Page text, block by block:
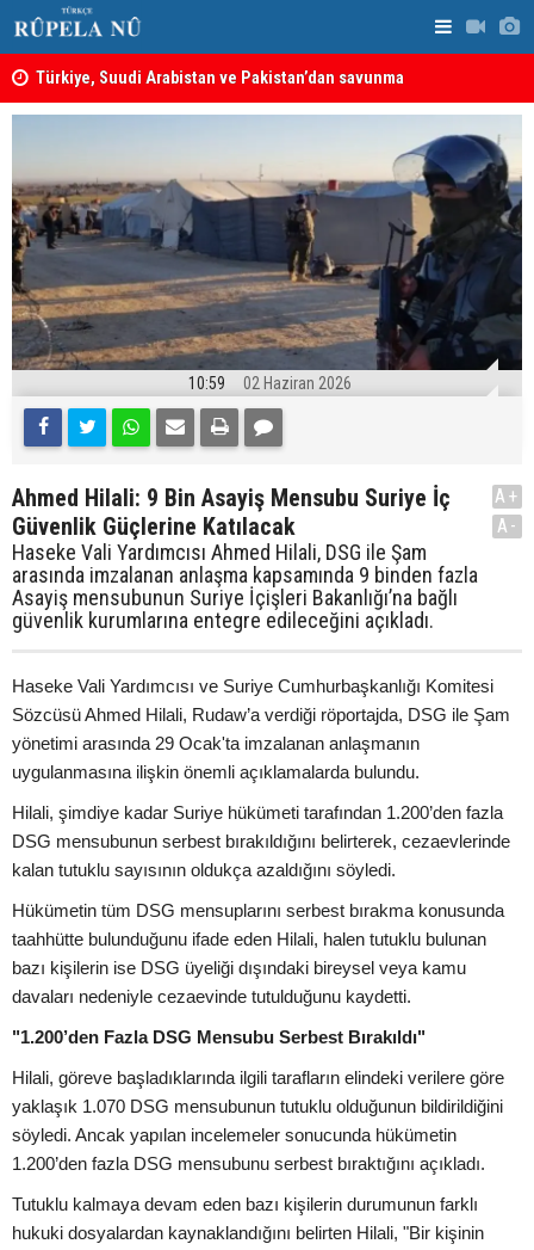
Türkiye, Suudi Arabistan ve Pakistan’dan savunma
anlaşması: Bir üyeye saldırı, tüm üyelere yapılmış Önemli
10:59 02 Haziran 2026
Ahmed Hilali: 9 Bin Asayiş Mensubu Suriye İç
Güvenlik Güçlerine Katılacak
Haseke Vali Yardımcısı Ahmed Hilali, DSG ile Şam
arasında imzalanan anlaşma kapsamında 9 binden fazla
Asayiş mensubunun Suriye İçişleri Bakanlığı’na bağlı
güvenlik kurumlarına entegre edileceğini açıkladı.
A+
A-
Haseke Vali Yardımcısı ve Suriye Cumhurbaşkanlığı Komitesi
Sözcüsü Ahmed Hilali, Rudaw’a verdiği röportajda, DSG ile Şam
yönetimi arasında 29 Ocak'ta imzalanan anlaşmanın
uygulanmasına ilişkin önemli açıklamalarda bulundu.
Hilali, şimdiye kadar Suriye hükümeti tarafından 1.200’den fazla
DSG mensubunun serbest bırakıldığını belirterek, cezaevlerinde
kalan tutuklu sayısının oldukça azaldığını söyledi.
Hükümetin tüm DSG mensuplarını serbest bırakma konusunda
taahhütte bulunduğunu ifade eden Hilali, halen tutuklu bulunan
bazı kişilerin ise DSG üyeliği dışındaki bireysel veya kamu
davaları nedeniyle cezaevinde tutulduğunu kaydetti.
"1.200’den Fazla DSG Mensubu Serbest Bırakıldı"
Hilali, göreve başladıklarında ilgili tarafların elindeki verilere göre
yaklaşık 1.070 DSG mensubunun tutuklu olduğunun bildirildiğini
söyledi. Ancak yapılan incelemeler sonucunda hükümetin
1.200’den fazla DSG mensubunu serbest bıraktığını açıkladı.
Tutuklu kalmaya devam eden bazı kişilerin durumunun farklı
hukuki dosyalardan kaynaklandığını belirten Hilali, "Bir kişinin